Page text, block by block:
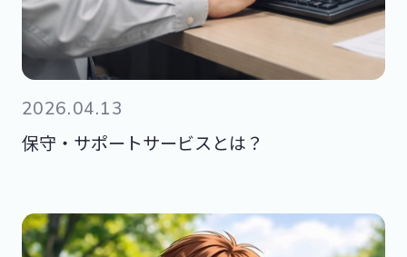
2026.04.13
保守・サポートサービスとは？